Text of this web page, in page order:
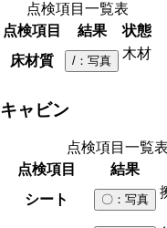
点検項目一覧表
点検項目
結果
状態
床材質
/ ：写真 木材
キャビン
点検項目一覧表
点検項目
結果
シート
〇 ：写真